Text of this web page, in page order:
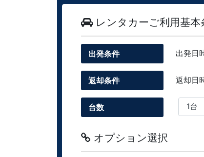
レンタカーご利用基本
出発条件 出発日
返却条件 返却日
台数
オプション選択